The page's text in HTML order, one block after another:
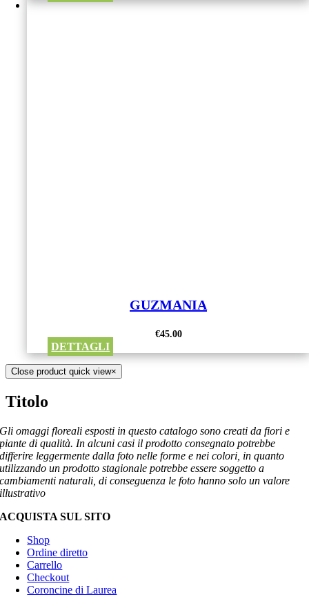
GUZMANIA
€45.00
DETTAGLI
Close product quick view×
Titolo
Gli omaggi floreali esposti in questo catalogo sono creati da fiori e
piante di qualità. In alcuni casi il prodotto consegnato potrebbe
differire leggermente dalla foto nelle forme e nei colori, in quanto
utilizzando un prodotto stagionale potrebbe essere soggetto a
cambiamenti naturali, di conseguenza le foto hanno solo un valore
illustrativo
ACQUISTA SUL SITO
Shop
Ordine diretto
Carrello
Checkout
Coroncine di Laurea